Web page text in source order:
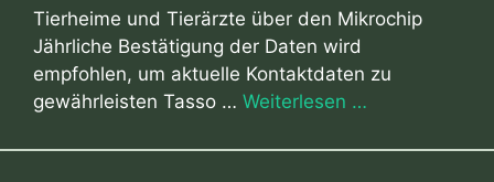
Tierheime und Tierärzte über den Mikrochip
Jährliche Bestätigung der Daten wird
empfohlen, um aktuelle Kontaktdaten zu
gewährleisten Tasso … Weiterlesen …